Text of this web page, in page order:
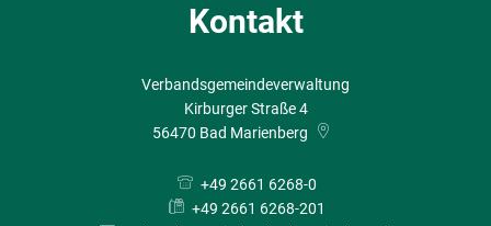
Kontakt
Verbandsgemeindeverwaltung
Kirburger Straße 4
56470 Bad Marienberg
+49 2661 6268-0
+49 2661 6268-201